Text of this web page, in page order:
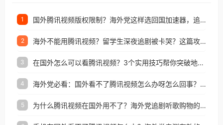
1 国外腾讯视频版权限制？海外党这样选回国加速器，追剧听歌办事全搞定
2 海外不能用腾讯视频？留学生深夜追剧被卡哭？这篇攻略帮你一键回国看剧听歌
3 在国外怎么可以看腾讯视频？3个实用技巧帮你突破地域限制（附避坑指南）
4 海外党必看：国外看不了腾讯视频怎么办呀怎么回事？3步解决地区限制
5 为什么腾讯视频在国外用不了？海外党追剧听歌购物的终极解决方案